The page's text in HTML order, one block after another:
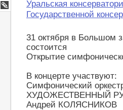
Уральская
Государственной
31 октября в Большом
состоится
Открытие
В концерте участвуют:
Симфонический
ХУДОЖЕСТВЕННЫЙ
Андрей КОЛЯСНИКОВ
Google+
LiveJournal